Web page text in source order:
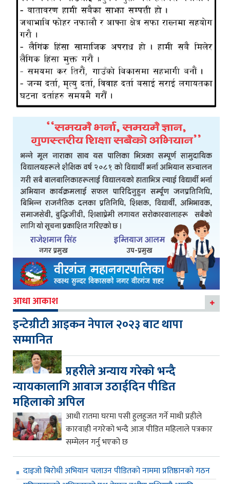
आधा आकाश
इन्टेग्रीटी आइकन नेपाल २०२३ बाट थापा
सम्मानित
प्रहरीले अन्याय गरेको भन्दै
न्यायकालागि आवाज उठाईदिन पीडित
महिलाको अपिल
आधी रातमा घरमा पसी हुलहुजत गर्ने माथी प्रहीले
कारवाही नगरेको भन्दै आज पीडित महिलाले पत्रकार
सम्मेलन गर्नु भएको छ
दाइजो बिरोधी अभियान चलाउन पीडितको नाममा प्रतिष्ठानको गठन